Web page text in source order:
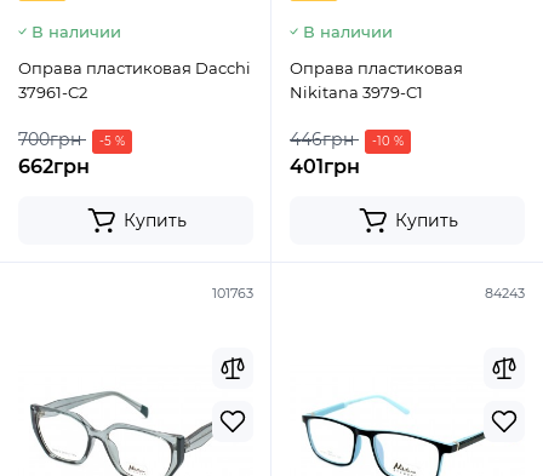
В наличии
Оправа пластиковая Dacchi
37961-C2
700грн -5 %
662грн
Купить
В наличии
Оправа пластиковая
Nikitana 3979-C1
446грн -10 %
401грн
Купить
101763 84243